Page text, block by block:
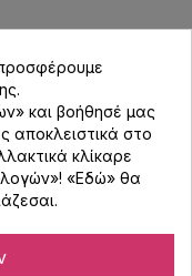
και βοήθησέ μας
αποκλειστικά στο
κλίκαρε
«Εδώ» θα